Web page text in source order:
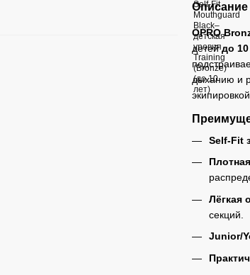
Описание
OPRO
детейдо
дыханию и
экипировкой.
Self-Fit
Лёгкая
секций.
Junior/